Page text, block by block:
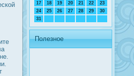
17
18 19 20 21 22
23
24
25 26 27 28 29
30
31
Полезное